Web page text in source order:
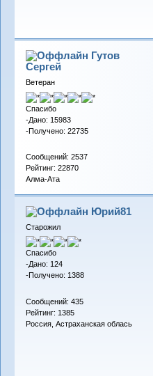
Гутов
Сергей
Ветеран
Спасибо
-Дано: 15983
-Получено: 22735
Сообщений: 2537
Рейтинг: 22870
Алма-Ата
Юрий81
Старожил
Спасибо
-Дано: 124
-Получено: 1388
Сообщений: 435
Рейтинг: 1385
Россия, Астраханская облась